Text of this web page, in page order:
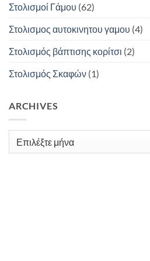
Στολισμοί Γάμου (62)
Στολισμος αυτοκινητου γαμου (4)
Στολισμός βάπτισης κορίτσι (2)
Στολισμός Σκαφών (1)
ARCHIVES
Archives